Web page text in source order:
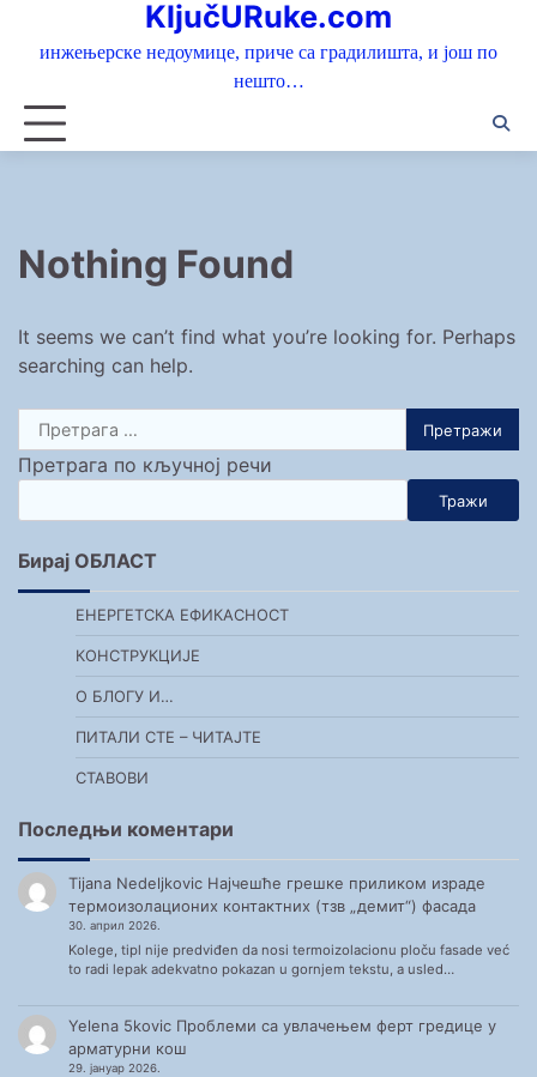
KljučURuke.com
инжењерске недоумице, приче са градилишта, и још по
нешто…
Nothing Found
It seems we can’t find what you’re looking for. Perhaps
searching can help.
Претрага
за:
Претрага по кључној речи
Тражи
Бирај ОБЛАСТ
ЕНЕРГЕТСКА ЕФИКАСНОСТ
КОНСТРУКЦИЈЕ
О БЛОГУ И…
ПИТАЛИ СТЕ – ЧИТАЈТЕ
СТАВОВИ
Последњи коментари
Tijana Nedeljkovic Најчешће грешке приликом израде
термоизолационих контактних (тзв „демит“) фасада
30. април 2026.
Kolege, tipl nije predviđen da nosi termoizolacionu ploču fasade već
to radi lepak adekvatno pokazan u gornjem tekstu, a usled…
Yelena 5kovic Проблеми са увлачењем ферт гредице у
арматурни кош
29. јануар 2026.